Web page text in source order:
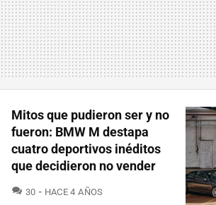
Mitos que pudieron ser y no
fueron: BMW M destapa
cuatro deportivos inéditos
que decidieron no vender
30 COMENTARIOS
HACE 4 AÑOS